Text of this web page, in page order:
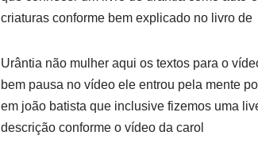
criaturas conforme bem explicado no livro de
Urântia não mulher aqui os textos para o
bem pausa no vídeo ele entrou pela mente
em joão batista que inclusive fizemos uma
descrição conforme o vídeo da carol